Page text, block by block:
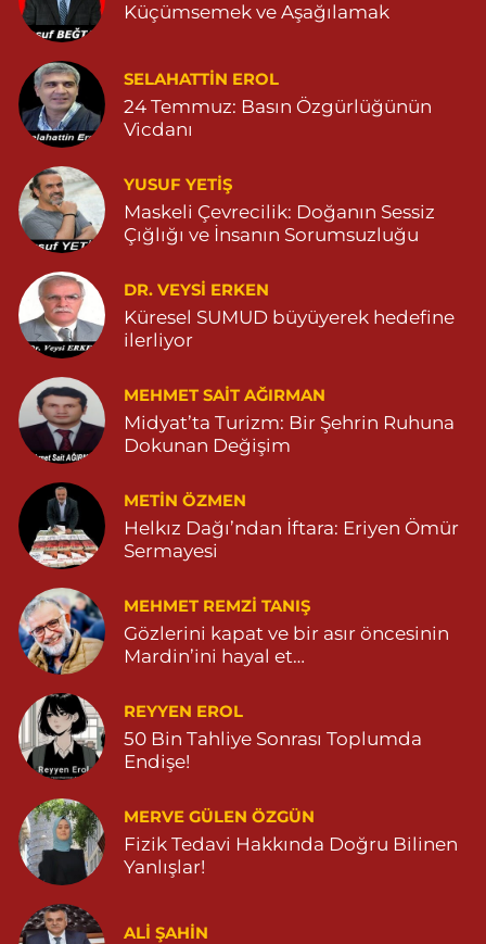
0 (482) 591 25 17 Yol Tarifi Al
Dara Eczanesi
NUR MAHALLESİ VALİ OZAN CADDESİ DIŞ KAPI NO:122G
DEVLET HASTANESİ KARŞISI (DİYARBAKIR YOLU CEPHESİ)
04822125304
0 (482) 212 53 04 Yol Tarifi Al
Özdemir Eczanesi
YENİ MAHALLE 3086 SOKAK NO:4 3 04825413121
0 (482) 541 31 21 Yol Tarifi Al
Küçümsemek ve Aşağılamak
SELAHATTIN EROL
24 Temmuz: Basın Özgürlüğünün
Vicdanı
YUSUF YETİŞ
Maskeli Çevrecilik: Doğanın Sessiz
Çığlığı ve İnsanın Sorumsuzluğu
DR. VEYSI ERKEN
Küresel SUMUD büyüyerek hedefine
ilerliyor
MEHMET SAIT AĞIRMAN
Midyat’ta Turizm: Bir Şehrin Ruhuna
Dokunan Değişim
METIN ÖZMEN
Helkız Dağı’ndan İftara: Eriyen Ömür
Sermayesi
MEHMET REMZI TANIŞ
Gözlerini kapat ve bir asır öncesinin
Mardin’ini hayal et…
REYYEN EROL
50 Bin Tahliye Sonrası Toplumda
Endişe!
MERVE GÜLEN ÖZGÜN
Fizik Tedavi Hakkında Doğru Bilinen
Yanlışlar!
ALI ŞAHİN